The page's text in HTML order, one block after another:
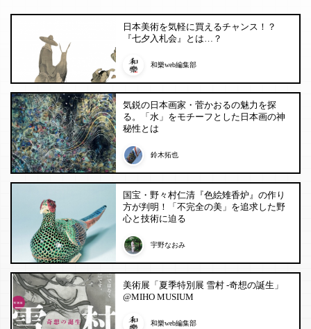
日本美術を気軽に買えるチャンス！？
『七夕入札会』とは…？
和樂web編集部
気鋭の日本画家・菅かおるの魅力を探
る。「水」をモチーフとした日本画の神
秘性とは
鈴木拓也
国宝・野々村仁清『色絵雉香炉』の作り
方が判明！「不完全の美」を追求した野
心と技術に迫る
宇野なおみ
美術展「夏季特別展 雪村 -奇想の誕生」
@MIHO MUSIUM
和樂web編集部